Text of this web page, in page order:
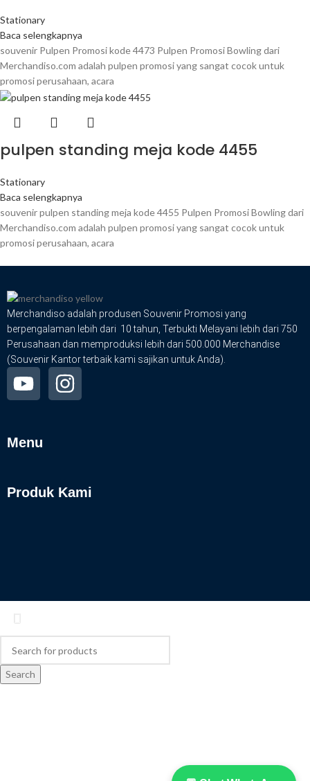
Stationary
Baca selengkapnya
souvenir Pulpen Promosi kode 4473 Pulpen Promosi Bowling dari
Merchandiso.com adalah pulpen promosi yang sangat cocok untuk
promosi perusahaan, acara
pulpen standing meja kode 4455
Stationary
Baca selengkapnya
souvenir pulpen standing meja kode 4455 Pulpen Promosi Bowling dari
Merchandiso.com adalah pulpen promosi yang sangat cocok untuk
promosi perusahaan, acara
Merchandiso adalah produsen Souvenir Promosi yang
berpengalaman lebih dari 10 tahun, Terbukti Melayani lebih dari 750
Perusahaan dan memproduksi lebih dari 500.000 Merchandise
(Souvenir Kantor terbaik kami sajikan untuk Anda).
Menu
Produk Kami
Search